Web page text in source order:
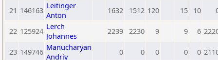
21 146163 Leitinger
Anton
1632 1512 120 15 10
22 125924 Lerch
Johannes
2239 2230 9 9 6
23 149746 Manucharyan
Andriy
0 0 0 0 0